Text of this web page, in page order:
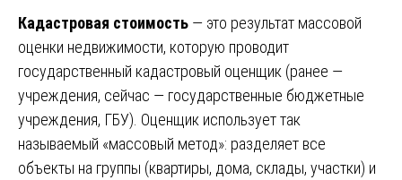
Кадастровая стоимость — это результат массовой
оценки недвижимости, которую проводит
государственный кадастровый оценщик (ранее —
учреждения, сейчас — государственные бюджетные
учреждения, ГБУ). Оценщик использует так
называемый «массовый метод»: разделяет все
объекты на группы (квартиры, дома, склады, участки) и